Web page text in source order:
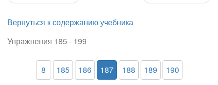
Вернуться к содержанию учебника
Упражнения 185 - 199
8 185 186 187 188 189 190